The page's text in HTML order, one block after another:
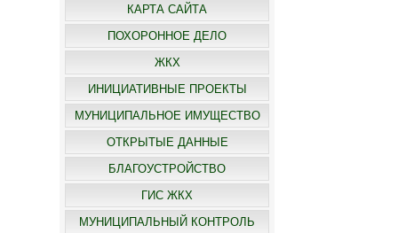
КАРТА САЙТА
ПОХОРОННОЕ ДЕЛО
ЖКХ
ИНИЦИАТИВНЫЕ ПРОЕКТЫ
МУНИЦИПАЛЬНОЕ ИМУЩЕСТВО
ОТКРЫТЫЕ ДАННЫЕ
БЛАГОУСТРОЙСТВО
ГИС ЖКХ
МУНИЦИПАЛЬНЫЙ КОНТРОЛЬ